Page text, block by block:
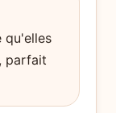
qu'elles
parfait